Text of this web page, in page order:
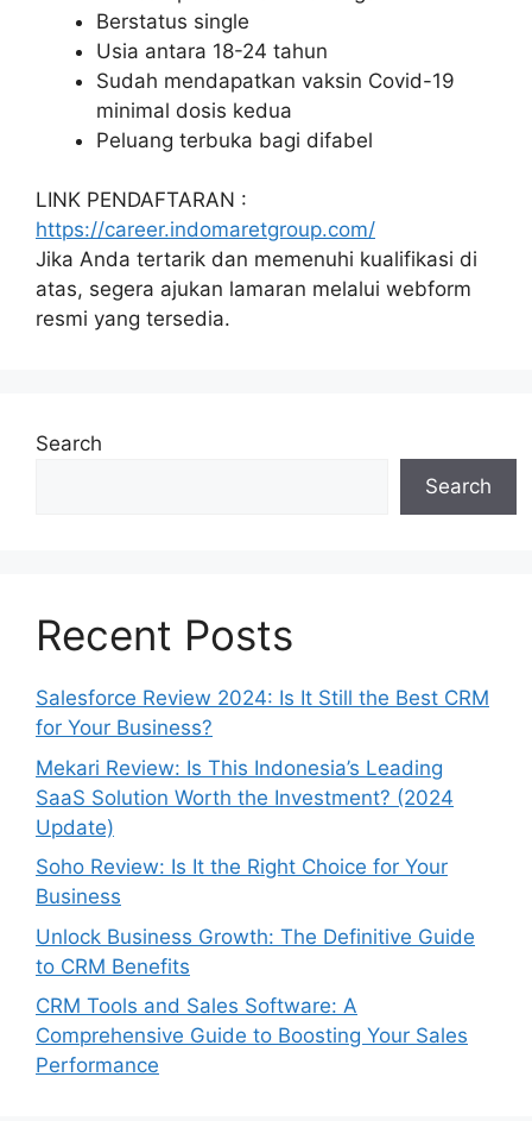
Berstatus single
Usia antara 18-24 tahun
Sudah mendapatkan vaksin Covid-19
minimal dosis kedua
Peluang terbuka bagi difabel
LINK PENDAFTARAN :
https://career.indomaretgroup.com/
Jika Anda tertarik dan memenuhi kualifikasi di
atas, segera ajukan lamaran melalui webform
resmi yang tersedia.
Search
Search
Recent Posts
Salesforce Review 2024: Is It Still the Best CRM
for Your Business?
Mekari Review: Is This Indonesia’s Leading
SaaS Solution Worth the Investment? (2024
Update)
Soho Review: Is It the Right Choice for Your
Business
Unlock Business Growth: The Definitive Guide
to CRM Benefits
CRM Tools and Sales Software: A
Comprehensive Guide to Boosting Your Sales
Performance